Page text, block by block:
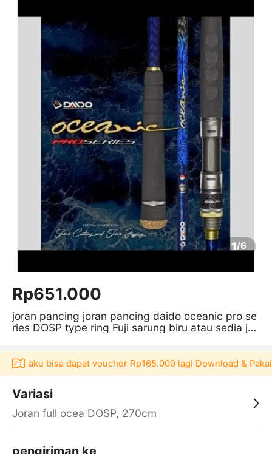
1/6
Rp651.000
joran pancing joran pancing daido oceanic pro se
ries DOSP type ring Fuji sarung biru atau sedia ju
bisa dapat voucher Rp165.000 lagi Download & Pakai
Variasi
Joran full ocea DOSP, 270cm
pengiriman ke